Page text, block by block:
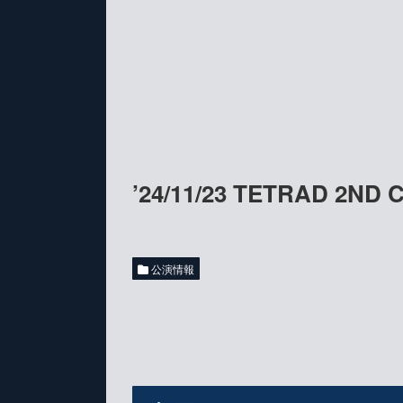
’24/11/23 TETRAD 2ND
公演情報